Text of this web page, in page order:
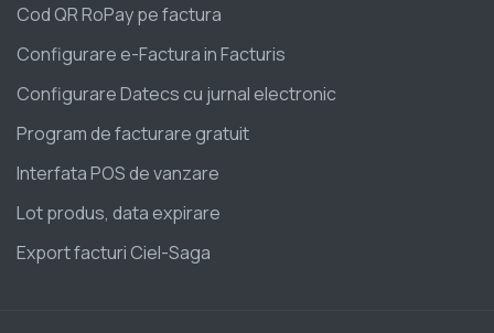
Cod QR RoPay pe factura
Configurare e-Factura in Facturis
Configurare Datecs cu jurnal electronic
Program de facturare gratuit
Interfata POS de vanzare
Lot produs, data expirare
Export facturi Ciel-Saga